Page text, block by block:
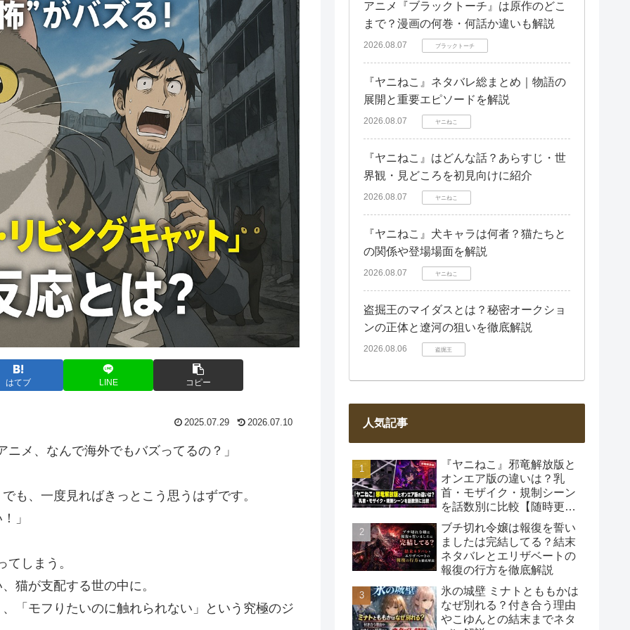
はてブ LINE コピー
2025.07.29 2026.07.10
メ、なんで海外でもバズってるの？」
も、一度見ればきっとこう思うはずです。
」
しまう。
猫が支配する世の中に。
「モフりたいのに触れられない」という究極のジ
アニメ『ブラックトーチ』は原作のどこ
まで？漫画の何巻・何話か違いも解説
2026.08.07 ブラックトーチ
『ヤニねこ』ネタバレ総まとめ｜物語の
展開と重要エピソードを解説
2026.08.07 ヤニねこ
『ヤニねこ』はどんな話？あらすじ・世
界観・見どころを初見向けに紹介
2026.08.07 ヤニねこ
『ヤニねこ』犬キャラは何者？猫たちと
の関係や登場場面を解説
2026.08.07 ヤニねこ
盗掘王のマイダスとは？秘密オークショ
ンの正体と遼河の狙いを徹底解説
2026.08.06 盗掘王
人気記事
『ヤニねこ』邪竜解放版と
オンエア版の違いは？乳
首・モザイク・規制シーン
を話数別に比較【随時更
新】
ブチ切れ令嬢は報復を誓い
ましたは完結してる？結末
ネタバレとエリザベートの
報復の行方を徹底解説
氷の城壁 ミナトとももかは
なぜ別れる？付き合う理由
やこゆんとの結末までネタ